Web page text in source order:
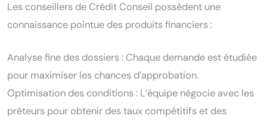
Les conseillers de Crédit Conseil possèdent une
connaissance pointue des produits financiers :
Analyse fine des dossiers : Chaque demande est étudiée
pour maximiser les chances d’approbation.
Optimisation des conditions : L’équipe négocie avec les
prêteurs pour obtenir des taux compétitifs et des